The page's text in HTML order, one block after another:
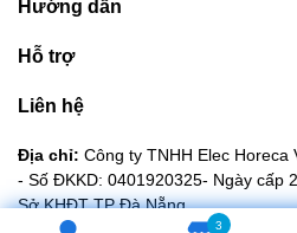
3
Hướng dẫn
Hỗ trợ
Liên hệ
Địa chỉ: Công ty TNHH Elec Horeca
- Số ĐKKD: 0401920325- Ngày cấp
Sở KHĐT TP Đà Nẵng